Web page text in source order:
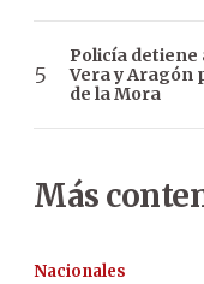
Policía
Vera y Aragón
de la Mora
Más
Nacionales